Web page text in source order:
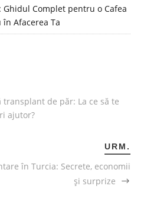
Complet pentru o Cafea
Afacerea Ta
transplant de păr: La ce să te
ajutor?
URM.
în Turcia: Secrete, economii
și surprize